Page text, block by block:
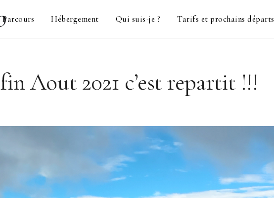
Parcours Hébergement Qui suis-je ? Tarifs et prochains départs
fin Aout 2021 c’est repartit !!!